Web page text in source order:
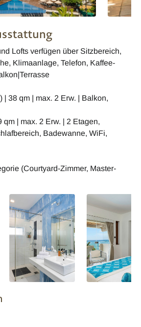
Lofts verfügen über Sitzbereich,
Klimaanlage, Telefon, Kaffee-
| 38 qm | max. 2 Erw. | Balkon,
qm | max. 2 Erw. | 2 Etagen,
Badewanne, WiFi,
(Courtyard-Zimmer, Master-